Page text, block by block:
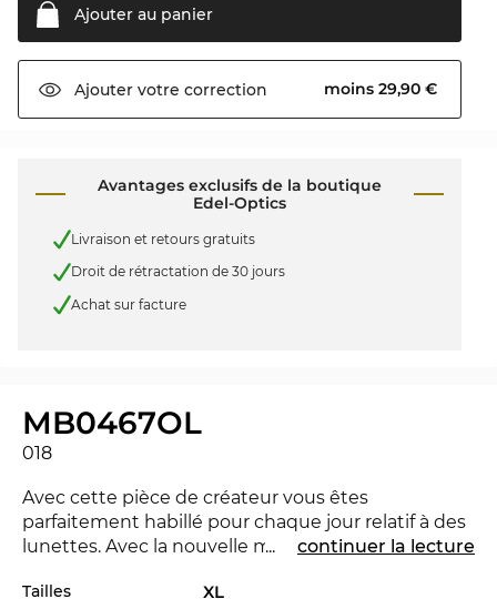
Ajouter au panier
Ajouter votre correction moins 29,90 €
Avantages exclusifs de la boutique
Edel-Optics
Livraison et retours gratuits
Droit de rétractation de 30 jours
Achat sur facture
MB0467OL
018
Avec cette pièce de créateur vous êtes
parfaitement habillé pour chaque jour relatif à des
lunettes. Avec la nouvelle marqueMont Blanctu
courant la marque se distingue avec sa collection
... continuer la lecture
Tailles XL